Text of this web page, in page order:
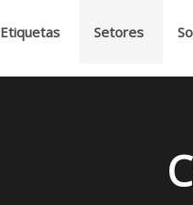
Etiquetas Setores